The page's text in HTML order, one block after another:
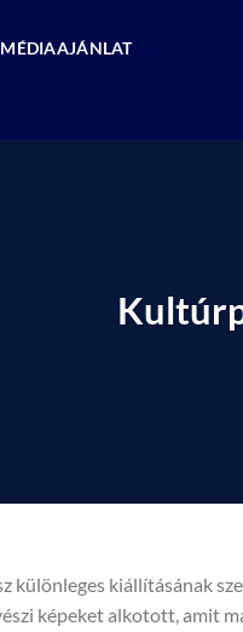
MÉDIAAJÁNLAT
különleges kiállításának
képeket alkotott, amit